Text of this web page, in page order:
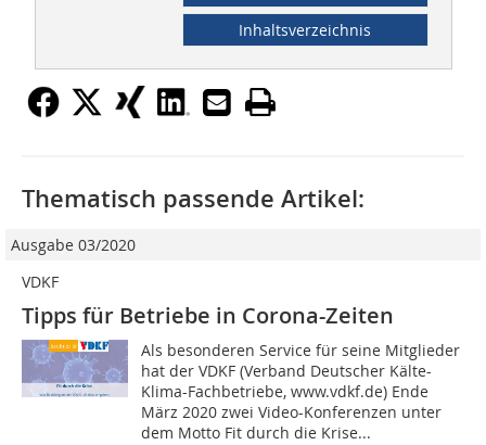
Inhaltsverzeichnis
Thematisch passende Artikel:
Ausgabe 03/2020
VDKF
Tipps für Betriebe in Corona-Zeiten
Als besonderen Service für seine Mitglieder
hat der VDKF (Verband Deutscher Kälte-
Klima-Fachbetriebe, www.vdkf.de) Ende
März 2020 zwei Video-Konferenzen unter
dem Motto Fit durch die Krise...